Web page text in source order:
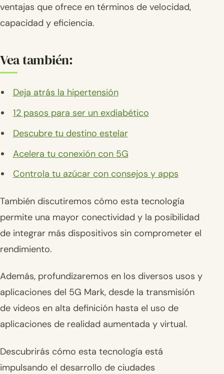
ventajas que ofrece en términos de velocidad,
capacidad y eficiencia.
Vea también:
Deja atrás la hipertensión
12 pasos para ser un exdiabético
Descubre tu destino estelar
Acelera tu conexión con 5G
Controla tu azúcar con consejos y apps
También discutiremos cómo esta tecnología
permite una mayor conectividad y la posibilidad
de integrar más dispositivos sin comprometer el
rendimiento.
Además, profundizaremos en los diversos usos y
aplicaciones del 5G Mark, desde la transmisión
de videos en alta definición hasta el uso de
aplicaciones de realidad aumentada y virtual.
Descubrirás cómo esta tecnología está
impulsando el desarrollo de ciudades